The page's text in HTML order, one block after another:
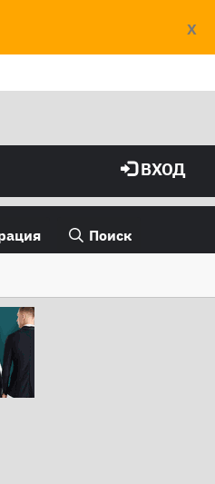
X
ВХОД
Поиск